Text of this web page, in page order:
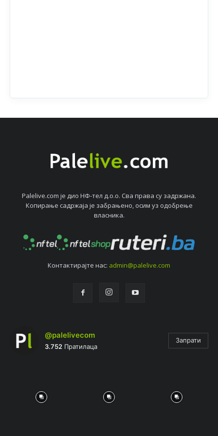
Palelive.com јe дио НФ-тeл д.о.о. Сва права су задржана.
Копирањe садржаја јe забрањeно, осим уз одобрeњe
власника.
Контактирајтe нас: admin@palelive.com
@palelivecom
3.752 Пратилаца
Запрати